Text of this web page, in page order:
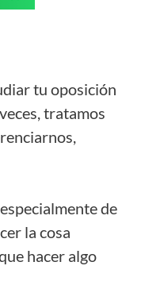
tu oposición
tratamos
de
la cosa
hacer algo